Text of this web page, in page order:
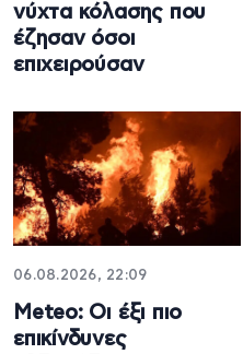
νύχτα κόλασης που
έζησαν όσοι
επιχειρούσαν
06.08.2026, 22:09
Meteo: Οι έξι πιο
επικίνδυνες